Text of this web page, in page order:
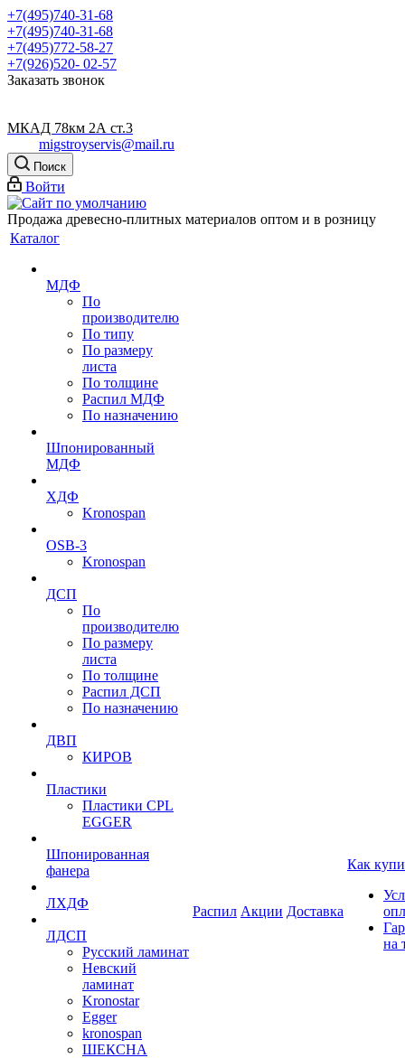
+7(495)740-31-68
+7(495)740-31-68
+7(495)772-58-27
+7(926)520- 02-57
Заказать звонок
МКАД 78км 2А ст.3
migstroyservis@mail.ru
Поиск
Войти
Продажа древесно-плитных материалов оптом и в розницу
Каталог
МДФ
По
производителю
По типу
По размеру
листа
По толщине
Распил МДФ
По назначению
Шпонированный
МДФ
ХДФ
Kronospan
OSB-3
Kronospan
ДСП
По
производителю
По размеру
листа
По толщине
Распил ДСП
По назначению
ДВП
КИРОВ
Пластики
Пластики CPL
EGGER
Шпонированная
фанера
ЛХДФ
ЛДСП
Русский ламинат
Невский
ламинат
Kronostar
Egger
kronospan
ШЕКСНА
Распил Акции Доставка
Как
на